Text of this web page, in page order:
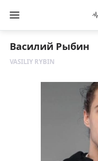
Василий Рыбин
VASILIY RYBIN